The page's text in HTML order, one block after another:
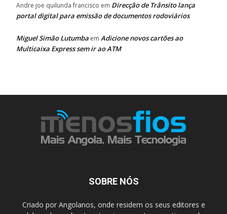
Andre joe quilunda francisco em Direcção de Trânsito lança
portal digital para emissão de documentos rodoviários
Miguel Simão Lutumba em Adicione novos cartões ao
Multicaixa Express sem ir ao ATM
SOBRE NÓS
Criado por Angolanos, onde residem os seus editores e